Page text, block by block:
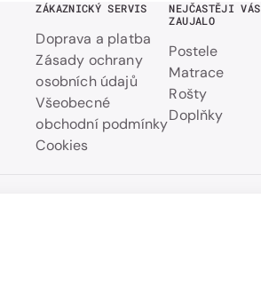
ZÁKAZNICKÝ SERVIS
Doprava a platba
Zásady ochrany
osobních údajů
Všeobecné
obchodní podmínky
Cookies
NEJČASTĚJI VÁS
ZAUJALO
Postele
Matrace
Rošty
Doplňky